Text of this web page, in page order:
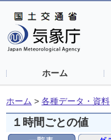
ホーム
ホーム > 各種データ・資料
１時間ごとの値